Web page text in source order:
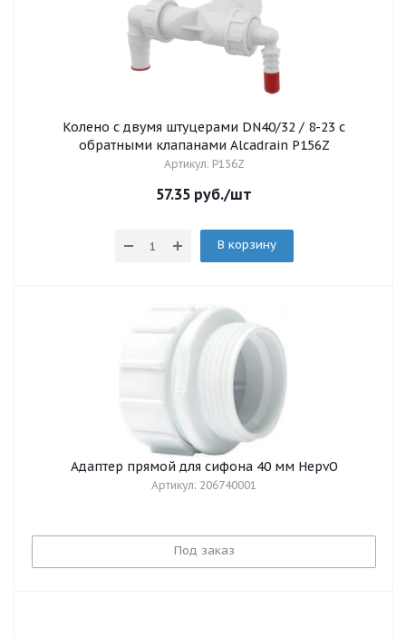
Колено с двумя штуцерами DN40/32 / 8-23 c
обратными клапанами Alcadrain P156Z
Артикул: P156Z
57.35 руб./шт
В корзину
Адаптер прямой для сифона 40 мм HepvO
Артикул: 206740001
Под заказ